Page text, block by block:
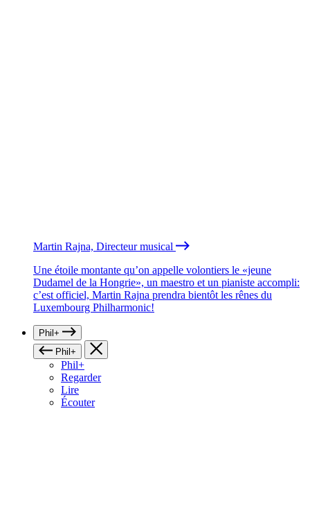
Martin Rajna, Directeur musical
Une étoile montante qu’on appelle volontiers le «jeune
Dudamel de la Hongrie», un maestro et un pianiste accompli:
c’est officiel, Martin Rajna prendra bientôt les rênes du
Luxembourg Philharmonic!
Phil+
Phil+
Phil+
Regarder
Lire
Écouter